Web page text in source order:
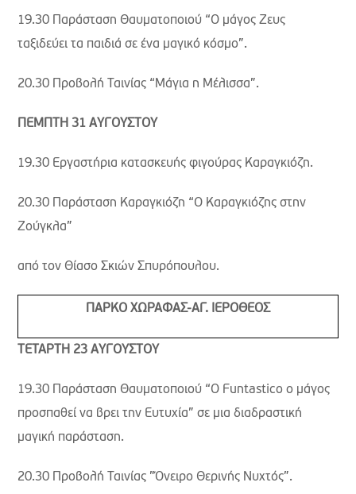
19.30 Παράσταση Θαυματοποιού “Ο μάγος Ζευς
ταξιδεύει τα παιδιά σε ένα μαγικό κόσμο”.
20.30 Προβολή Ταινίας “Μάγια η Μέλισσα”.
ΠΕΜΠΤΗ 31 ΑΥΓΟΥΣΤΟΥ
19.30 Εργαστήρια κατασκευής φιγούρας Καραγκιόζη.
20.30 Παράσταση Καραγκιόζη “Ο Καραγκιόζης στην
Ζούγκλα”
από τον Θίασο Σκιών Σπυρόπουλου.
ΠΑΡΚΟ ΧΩΡΑΦΑΣ-ΑΓ. ΙΕΡΟΘΕΟΣ
ΤΕΤΑΡΤΗ 23 ΑΥΓΟΥΣΤΟΥ
19.30 Παράσταση Θαυματοποιού “Ο Funtastico ο μάγος
προσπαθεί να βρει την Ευτυχία” σε μια διαδραστική
μαγική παράσταση.
20.30 Προβολή Ταινίας ”Όνειρο Θερινής Νυχτός”.